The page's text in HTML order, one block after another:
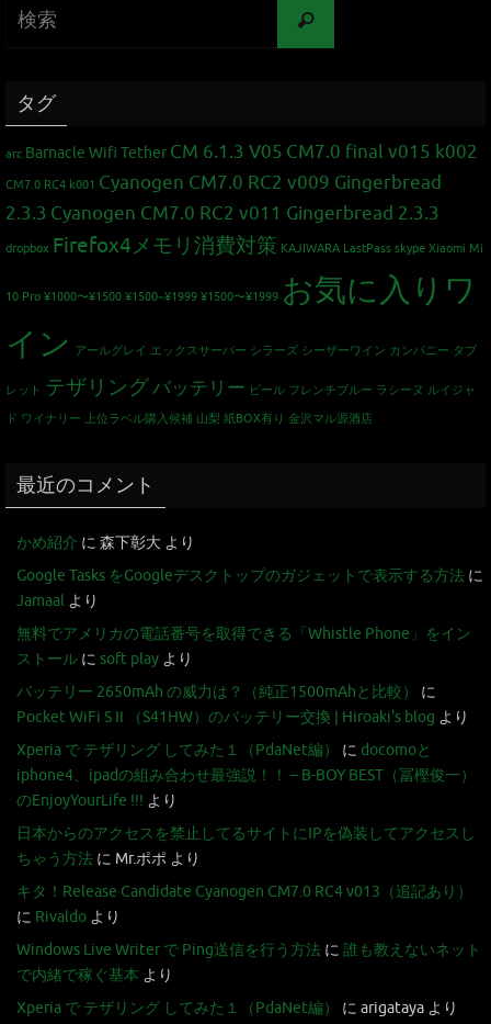
タグ
arc Barnacle Wifi Tether CM 6.1.3 V05 CM7.0 final v015 k002
CM7.0 RC4 k001 Cyanogen CM7.0 RC2 v009 Gingerbread
2.3.3 Cyanogen CM7.0 RC2 v011 Gingerbread 2.3.3
dropbox Firefox4メモリ消費対策 KAJIWARA LastPass skype Xiaomi Mi
10 Pro ¥1000〜¥1500 ¥1500~¥1999 ¥1500〜¥1999 お気に入りワ
イン アールグレイ エックスサーバー シラーズ シーザーワイン カンパニー タブ
レット テザリングバッテリー ビール フレンチブルー ラシーヌ ルイジャ
ド ワイナリー 上位ラベル購入候補 山梨 紙BOX有り 金沢マル源酒店
最近のコメント
かめ紹介 に 森下彰大 より
Google Tasks をGoogleデスクトップのガジェットで表示する方法 に
Jamaal より
無料でアメリカの電話番号を取得できる「Whistle Phone」をイン
ストール に soft play より
バッテリー 2650mAh の威力は？（純正1500mAhと比較）
に
Pocket WiFi S II （S41HW）のバッテリー交換 | Hiroaki's blog より
Xperia で テザリング してみた１（PdaNet編）
に docomoと
iphone4、ipadの組み合わせ最強説！！ – B-BOY BEST（冨樫俊一）
のEnjoyYourLife !!! より
日本からのアクセスを禁止してるサイトにIPを偽装してアクセスし
ちゃう方法 に Mr.ポポ より
キタ！Release Candidate Cyanogen CM7.0 RC4 v013（追記あり）
に Rivaldo より
Windows Live Writer で Ping送信を行う方法 に 誰も教えないネット
で内緒で稼ぐ基本 より
Xperia で テザリング してみた１（PdaNet編）
に arigataya より